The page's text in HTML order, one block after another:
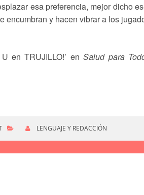
esa preferencia, mejor dicho
encumbran y hacen vibrar a los
en TRUJILLO!’ enSalud para
LENGUAJE Y REDACCIÓN